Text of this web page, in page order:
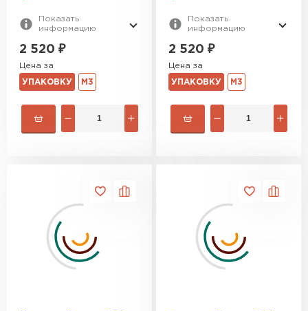
Показать
информацию
2 520 ₽
Цена за
УПАКОВКУ М3
Показать
информацию
2 520 ₽
Цена за
УПАКОВКУ М3